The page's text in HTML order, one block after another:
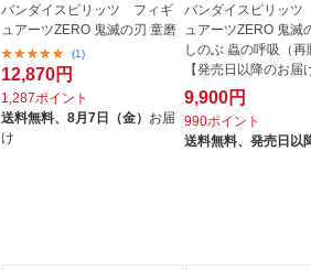
バンダイスピリッツ フィギ
ュアーツZERO 鬼滅の刃 童磨
(1)
12,870円
1,287ポイント
送料無料、 8月7日（金） お届
け
バンダイスピリッ
ュアーツZERO 鬼滅
しのぶ 蟲の呼吸（再
【発売日以降のお届
9,900円
990ポイント
送料無料、発売日以